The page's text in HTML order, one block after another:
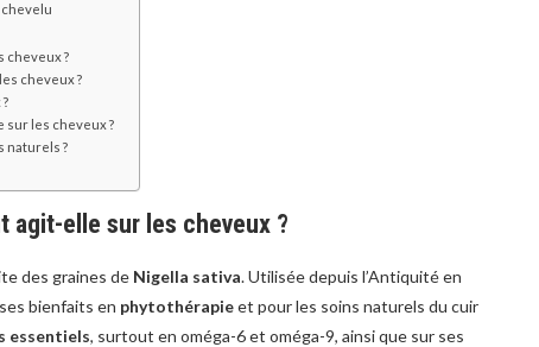
cheveux ?
cheveux ?
sur les cheveux ?
naturels ?
agit-elle sur les cheveux ?
des graines de Nigella sativa. Utilisée depuis l’Antiquité en
bienfaits en phytothérapieet pour les soins naturels du cuir
essentiels, surtout en oméga-6 et oméga-9, ainsi que sur ses